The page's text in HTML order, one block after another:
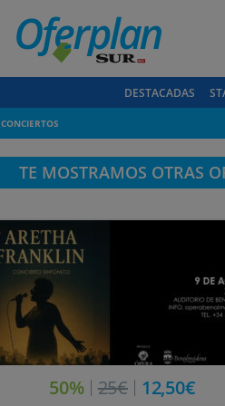
DESTACADAS
CONCIERTOS
TE MOSTRAMOS OTRAS
50% 25€ 12,50€